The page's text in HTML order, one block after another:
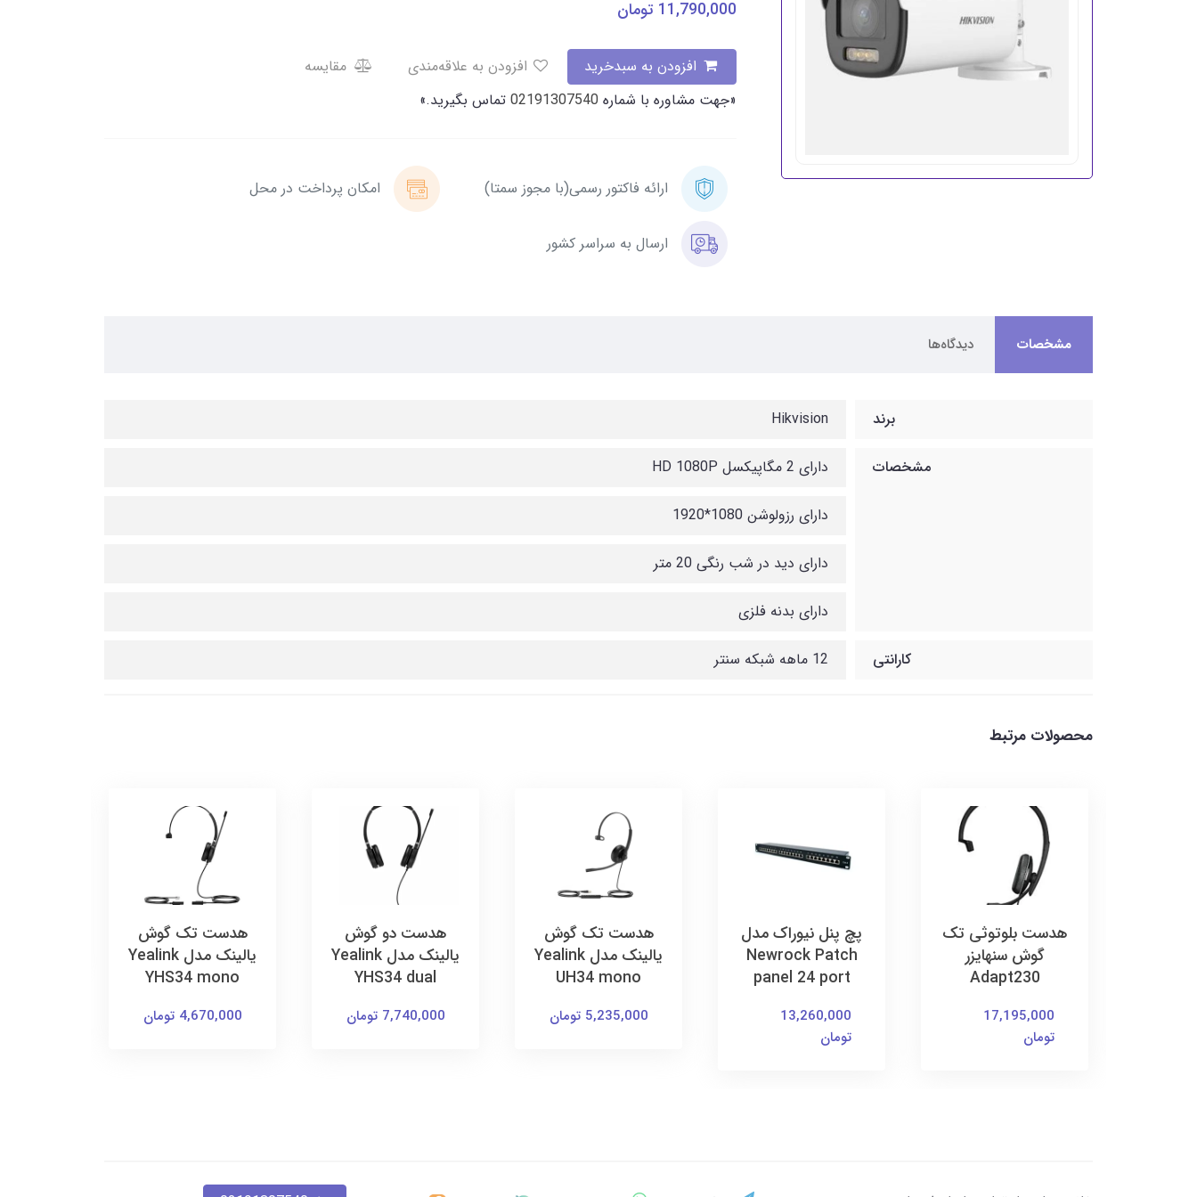
11,790,000 تومان
مقایسه
«جهت مشاوره با شماره 02191307540 تماس بگیرید.»
ارائه فاکتور رسمی(با مجوز سمتا) امکان پرداخت در محل
ارسال به سراسر کشور
مشخصات دیدگاه‌ها
برند Hikvision
مشخصات دارای 2 مگاپیکسل HD 1080P
دارای رزولوشن 1080*1920
دارای دید در شب رنگی 20 متر
دارای بدنه فلزی
کارانتی 12 ماهه شبکه سنتر
محصولات مرتبط
هدست بلوتوثی تک
گوش سنهایزر
Adapt230
17,195,000
تومان
پچ پنل نیوراک مدل
Newrock Patch
panel 24 port
13,260,000
تومان
هدست تک گوش
یالینک مدل Yealink
UH34 mono
5,235,000 تومان
هدست دو گوش
یالینک مدل Yealink
YHS34 dual
7,740,000 تومان
هدست تک گوش
یالینک مدل Yealink
YHS34 mono
4,670,000 تومان